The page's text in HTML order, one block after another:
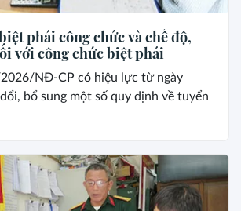
phái công chức và chế độ,
với công chức biệt phái
NĐ-CP có hiệu lực từ ngày
bổ sung một số quy định về tuyển